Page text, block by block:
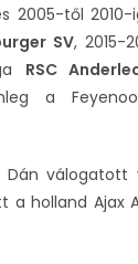
2005-től 2010-
SV, 2015-
RSC
a
válogatott
a holland Ajax